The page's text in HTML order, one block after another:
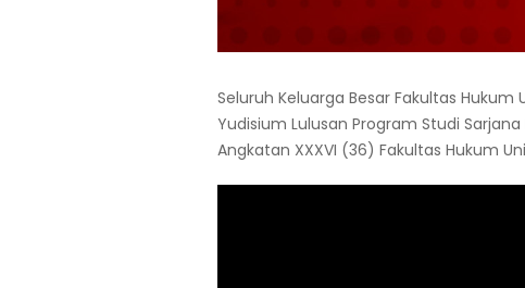
Seluruh Keluarga Besar Fakultas
Yudisium Lulusan Program Studi
Angkatan XXXVI (36) Fakultas Hukum